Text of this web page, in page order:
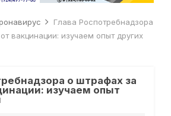
Глава Роспотребнадзора
вакцинации: изучаем опыт других
о штрафах за
изучаем опыт